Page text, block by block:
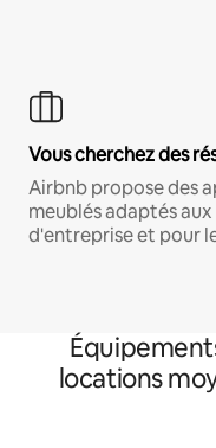
Vous cherchez des
Airbnb propose des
meublés adaptés
d'entreprise et pour
locations